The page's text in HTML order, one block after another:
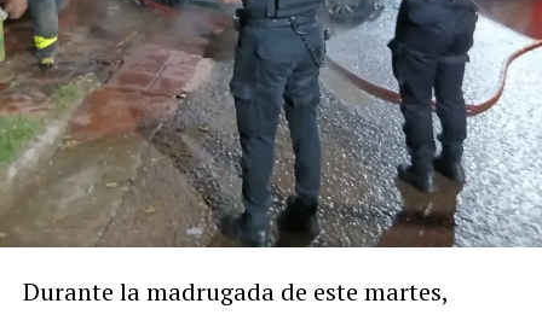
Durante la madrugada de este martes,